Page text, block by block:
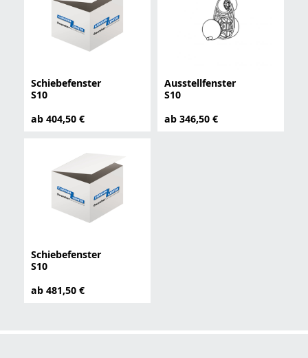
Schiebefenster
S10
ab 404,50 €
Ausstellfenster
S10
ab 346,50 €
Schiebefenster
S10
ab 481,50 €